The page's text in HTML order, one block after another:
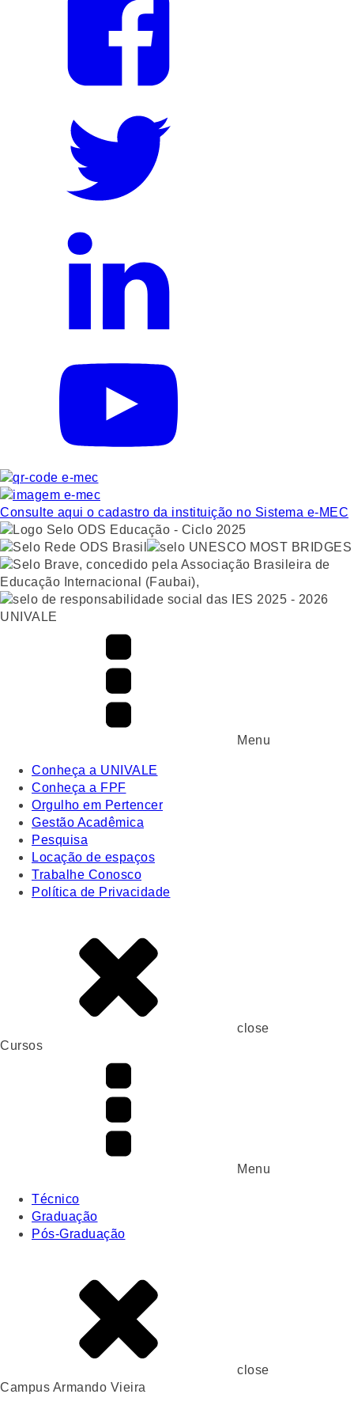
Consulte aqui o cadastro da instituição no Sistema e-MEC
UNIVALE
Menu
Conheça a UNIVALE
Conheça a FPF
Orgulho em Pertencer
Gestão Acadêmica
Pesquisa
Locação de espaços
Trabalhe Conosco
Política de Privacidade
close
Cursos
Menu
Técnico
Graduação
Pós-Graduação
close
Campus Armando Vieira